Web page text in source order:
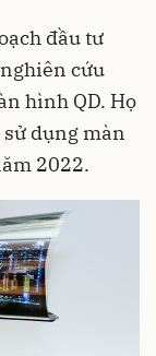
đầu tư
cứu
hình QD. Họ
dụng màn
2022.